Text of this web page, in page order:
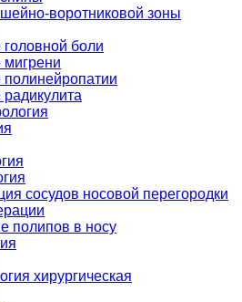
воротниковой зоны
боли
мигрени
полинейропатии
сосудов носовой перегородки
полипов в носу
хирургическая